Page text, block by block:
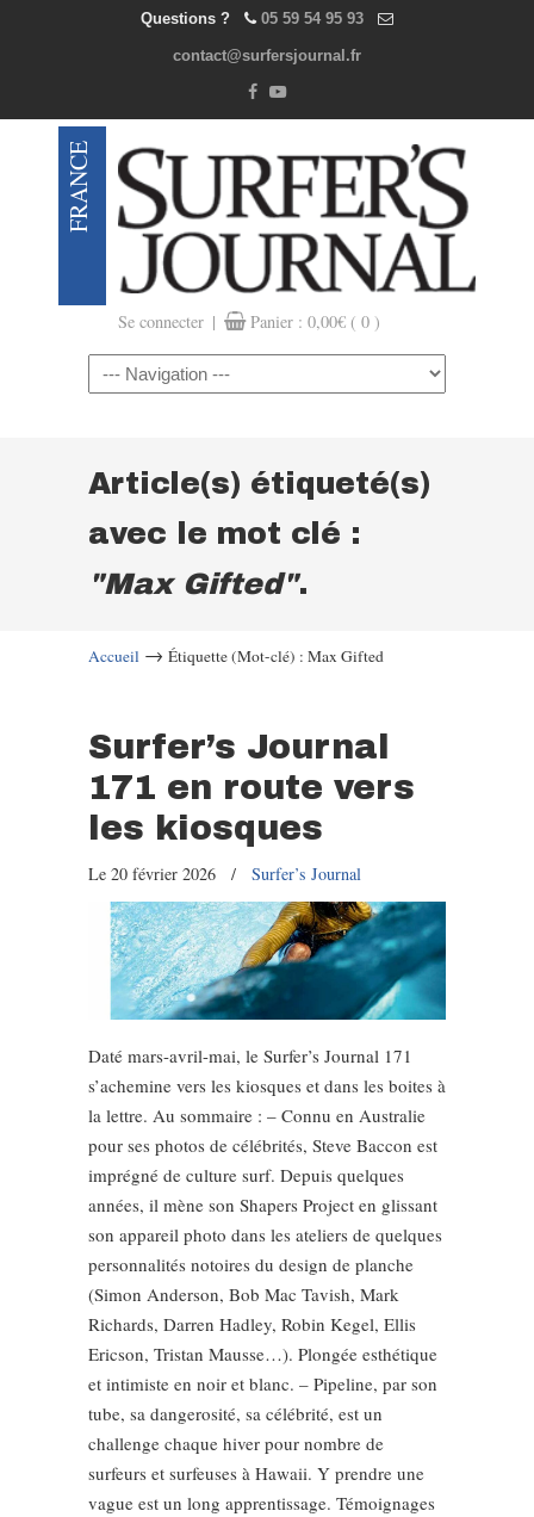
Questions ? 05 59 54 95 93
contact@surfersjournal.fr
Se connecter | Panier : 0,00€ ( 0 )
Navigation
Article(s) étiqueté(s)
avec le mot clé :
"Max Gifted".
Accueil → Étiquette (Mot-clé) : Max Gifted
Surfer’s Journal
171 en route vers
les kiosques
Le 20 février 2026 / Surfer’s Journal
Daté mars-avril-mai, le Surfer’s Journal 171
s’achemine vers les kiosques et dans les boites à
la lettre. Au sommaire : – Connu en Australie
pour ses photos de célébrités, Steve Baccon est
imprégné de culture surf. Depuis quelques
années, il mène son Shapers Project en glissant
son appareil photo dans les ateliers de quelques
personnalités notoires du design de planche
(Simon Anderson, Bob Mac Tavish, Mark
Richards, Darren Hadley, Robin Kegel, Ellis
Ericson, Tristan Mausse…). Plongée esthétique
et intimiste en noir et blanc. – Pipeline, par son
tube, sa dangerosité, sa célébrité, est un
challenge chaque hiver pour nombre de
surfeurs et surfeuses à Hawaii. Y prendre une
vague est un long apprentissage. Témoignages